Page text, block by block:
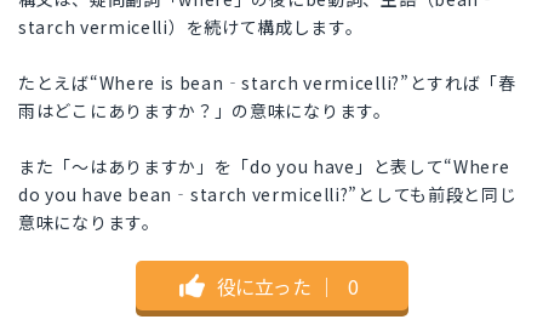
starch vermicelli）を続けて構成します。
たとえば“Where is bean‐starch vermicelli?”とすれば「春
雨はどこにありますか？」の意味になります。
また「～はありますか」を「do you have」と表して“Where
do you have bean‐starch vermicelli?”としても前段と同じ
意味になります。
役に立った ｜ 0